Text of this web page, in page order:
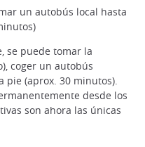
un autobús local hasta
se puede tomar la
coger un autobús
pie (aprox. 30 minutos).
desde los
son ahora las únicas